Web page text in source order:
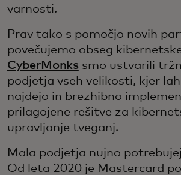
varnosti.
Prav tako s pomočjo novih
povečujemo obseg
CyberMonkssmo ustvarili
podjetja vseh velikosti, kjer
najdejo in brezhibno
prilagojene rešitve za
upravljanje tveganj.
Mala podjetja nujno
Od leta 2020 je Mastercard